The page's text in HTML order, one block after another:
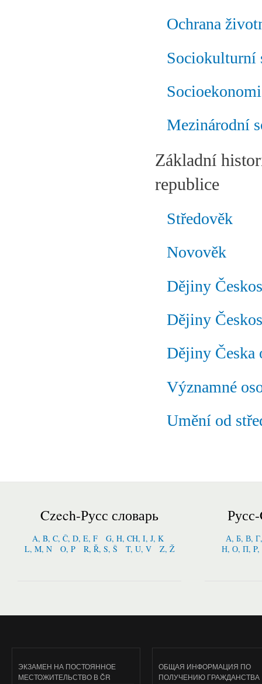
Ochrana
Sociokulturní
Mezinárodní
Základní
republice
Středověk
Novověk
Dějiny
Dějiny
Dějiny Česka
Významné
Umění od
Czech-Русс словарь
A, B, C, Č, D, E, F
G, H, CH, I, J, K
L, M, N
O, P R, Ř, S, Š T, U, V Z, Ž
А, Б, В,
Н, О, П,
ЭКЗАМЕН НА ПОСТОЯННОЕ
МЕСТОЖИТЕЛЬСТВО В ČR
ОБЩАЯ ИНФОРМАЦИЯ ПО
ПОЛУЧЕНИЮ ГРАЖДАНСТВА